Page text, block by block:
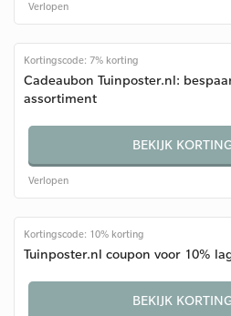
Verlopen
Kortingscode: 7% korting
Cadeaubon Tuinposter.nl:
assortiment
BEKIJK
Verlopen
Kortingscode: 10% korting
Tuinposter.nl coupon voor 10%
BEKIJK